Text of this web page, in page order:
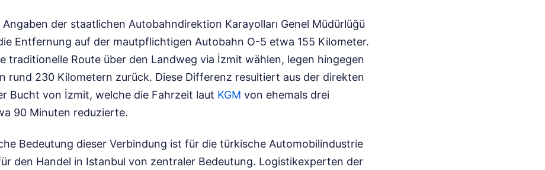
der staatlichen Autobahndirektion Karayolları Genel Müdürlüğü
Entfernung auf der mautpflichtigen Autobahn O-5 etwa 155 Kilometer.
traditionelle Route über den Landweg via İzmit wählen, legen hingegen
rund 230 Kilometern zurück. Diese Differenz resultiert aus der direkten
Bucht von İzmit, welche die Fahrzeit laut KGM von ehemals drei
90 Minuten reduzierte.
Bedeutung dieser Verbindung ist für die türkische Automobilindustrie
den Handel in Istanbul von zentraler Bedeutung. Logistikexperten der